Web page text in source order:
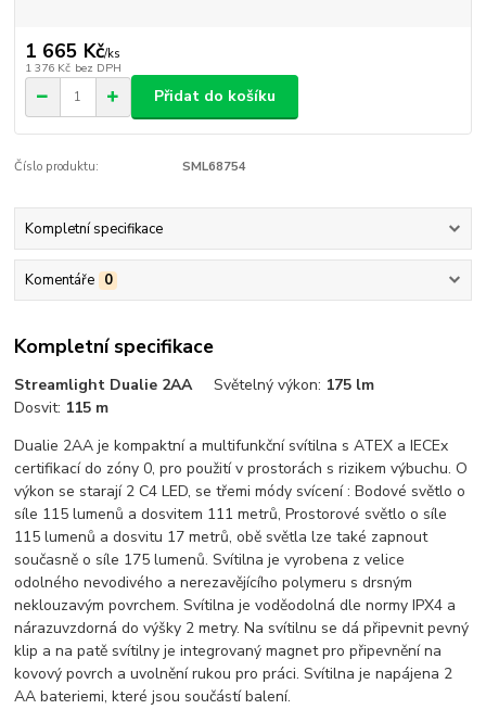
1 665 Kč/ks
1 376 Kč bez DPH
Přidat do košíku
Číslo produktu: SML68754
Kompletní specifikace
Komentáře 0
Kompletní specifikace
Streamlight Dualie 2AA Světelný výkon: 175 lm
Dosvit: 115 m
Dualie 2AA je kompaktní a multifunkční svítilna s ATEX a IECEx
certifikací do zóny 0, pro použití v prostorách s rizikem výbuchu. O
výkon se starají 2 C4 LED, se třemi módy svícení : Bodové světlo o
síle 115 lumenů a dosvitem 111 metrů, Prostorové světlo o síle
115 lumenů a dosvitu 17 metrů, obě světla lze také zapnout
současně o síle 175 lumenů. Svítilna je vyrobena z velice
odolného nevodivého a nerezavějícího polymeru s drsným
neklouzavým povrchem. Svítilna je voděodolná dle normy IPX4 a
nárazuvzdorná do výšky 2 metry. Na svítilnu se dá připevnit pevný
klip a na patě svítilny je integrovaný magnet pro připevnění na
kovový povrch a uvolnění rukou pro práci. Svítilna je napájena 2
AA bateriemi, které jsou součástí balení.